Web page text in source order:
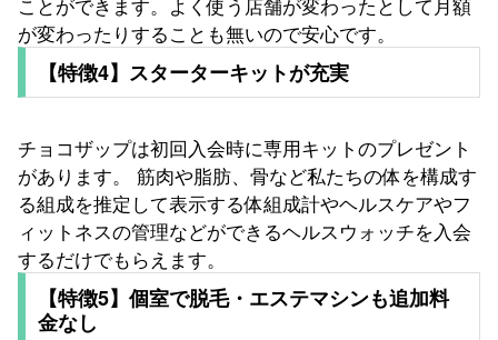
が変わったりすることも無いので安心です。
【特徴4】スターターキットが充実
チョコザップは初回入会時に専用キットのプレゼント
があります。 筋肉や脂肪、骨など私たちの体を構成す
る組成を推定して表示する体組成計やヘルスケアやフ
ィットネスの管理などができるヘルスウォッチを入会
するだけでもらえます。
【特徴5】個室で脱毛・エステマシンも追加料
金なし